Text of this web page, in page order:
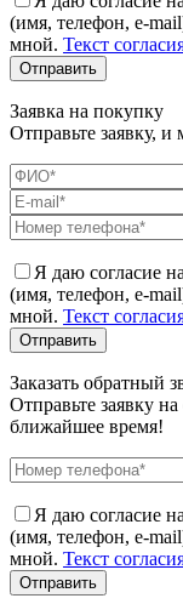
(имя, телефон, e-
мной. Текст
Заявка на покупку
Отправьте заявку,
Я даю согласие
(имя, телефон, e-
мной. Текст
Заказать обратный
Отправьте заявку
ближайшее время!
Я даю согласие
(имя, телефон, e-
мной. Текст